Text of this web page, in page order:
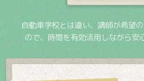
自動車学校とは違い、講師が希望
ので、時間を有効活用しながら安